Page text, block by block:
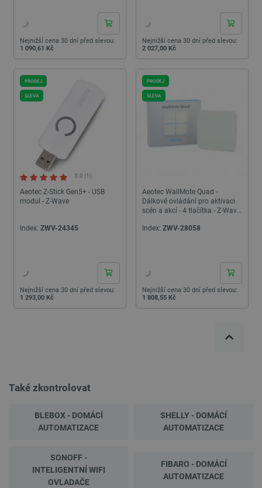
Nejnižší cena 30 dní před slevou:
1 090,61 Kč
Nejnižší cena 30 dní před slevou:
2 027,00 Kč
Aeotec Z-Stick Gen5+ - USB
modul - Z-Wave
5.0 (1)
Index: ZWV-24345
Nejnižší cena 30 dní před slevou:
1 293,00 Kč
PRODEJ
SLEVA
Aeotec WallMote Quad -
Dálkové ovládání pro aktivaci
scén a akcí - 4 tlačítka - Z-Wave
Index: ZWV-28058
Nejnižší cena 30 dní před slevou:
1 808,55 Kč
PRODEJ
SLEVA
Také zkontrolovat
BLEBOX - DOMÁCÍ
AUTOMATIZACE
SHELLY - DOMÁCÍ
AUTOMATIZACE
SONOFF -
INTELIGENTNÍ WIFI
OVLADAČE
FIBARO - DOMÁCÍ
AUTOMATIZACE